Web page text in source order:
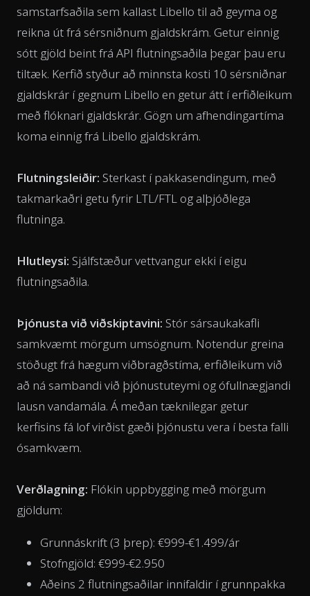
samstarfsaðila sem kallast Libello til að geyma og
reikna út frá sérsniðnum gjaldskrám. Getur einnig
sótt gjöld beint frá API flutningsaðila þegar þau eru
tiltæk. Kerfið styður að minnsta kosti 10 sérsniðnar
gjaldskrár í gegnum Libello en getur átt í erfiðleikum
með flóknari gjaldskrár. Gögn um afhendingartíma
koma einnig frá Libello gjaldskrám.
Flutningsleiðir: Sterkast í pakkasendingum, með
takmarkaðri getu fyrir LTL/FTL og alþjóðlega
flutninga.
Hlutleysi: Sjálfstæður vettvangur ekki í eigu
flutningsaðila.
Þjónusta við viðskiptavini: Stór sársaukakafli
samkvæmt mörgum umsögnum. Notendur greina
stöðugt frá hægum viðbragðstíma, erfiðleikum við
að ná sambandi við þjónustuteymi og ófullnægjandi
lausn vandamála. Á meðan tæknilegar getur
kerfisins fá lof virðist gæði þjónustu vera í besta falli
ósamkvæm.
Verðlagning: Flókin uppbygging með mörgum
gjöldum:
Grunnáskrift (3 þrep): €999-€1.499/ár
Stofngjöld: €999-€2.950
Aðeins 2 flutningsaðilar innifaldir í grunnpakka